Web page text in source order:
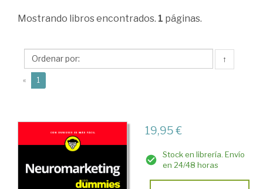
Diotto,
Mostrando libros encontrados. 1 páginas.
↑
« 1
19,95 €
Stock en librería. Envío
en 24/48 horas